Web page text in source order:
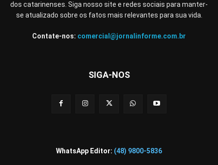
dos catarinenses. Siga nosso site e redes sociais para manter-
se atualizado sobre os fatos mais relevantes para sua vida.
Contate-nos: comercial@jornalinforme.com.br
SIGA-NOS
WhatsApp Editor: (48) 9800-5836